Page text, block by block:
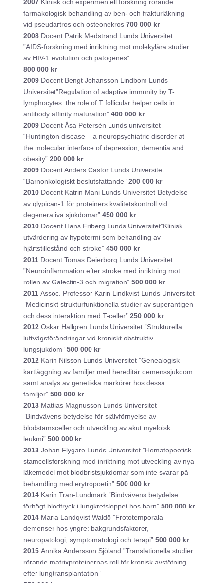
2007 Klinisk och experimentell forskning rörande
farmakologisk behandling av ben- och frakturläkning
vid pseudartros och osteonekros 700 000 kr
2008 Docent Patrik Medstrand Lunds Universitet
”AIDS-forskning med inriktning mot molekylära studier
av HIV-1 evolution och patogenes”
800 000 kr
2009 Docent Bengt Johansson Lindbom Lunds
Universitet”Regulation of adaptive immunity by T-
lymphocytes: the role of T follicular helper cells in
antibody affinity maturation” 400 000 kr
2009 Docent Åsa Petersén Lunds universitet
“Huntington disease – a neuropsychiatric disorder at
the molecular interface of depression, dementia and
obesity” 200 000 kr
2009 Docent Anders Castor Lunds Universitet
“Barnonkologiskt beslutsfattande” 200 000 kr
2010 Docent Katrin Mani Lunds Universitet”Betydelse
av glypican-1 för proteiners kvalitetskontroll vid
degenerativa sjukdomar” 450 000 kr
2010 Docent Hans Friberg Lunds Universitet”Klinisk
utvärdering av hypotermi som behandling av
hjärtstillestånd och stroke” 450 000 kr
2011 Docent Tomas Deierborg Lunds Universitet
”Neuroinflammation efter stroke med inriktning mot
rollen av Galectin-3 och migration” 500 000 kr
2011 Assoc. Professor Karin Lindkvist Lunds Universitet
”Medicinskt strukturfunktionella studier av superantigen
och dess interaktion med T-celler” 250 000 kr
2012 Oskar Hallgren Lunds Universitet ”Strukturella
luftvägsförändringar vid kroniskt obstruktiv
lungsjukdom” 500 000 kr
2012 Karin Nilsson Lunds Universitet ”Genealogisk
kartläggning av familjer med hereditär demenssjukdom
samt analys av genetiska markörer hos dessa
familjer” 500 000 kr
2013 Mattias Magnusson Lunds Universitet
”Bindvävens betydelse för självförnyelse av
blodstamsceller och utveckling av akut myeloisk
leukmi” 500 000 kr
2013 Johan Flygare Lunds Universitet ”Hematopoetisk
stamcellsforskning med inriktning mot utveckling av nya
läkemedel mot blodbristsjukdomar som inte svarar på
behandling med erytropoetin” 500 000 kr
2014 Karin Tran-Lundmark ”Bindvävens betydelse
förhögt blodtryck i lungkretsloppet hos barn” 500 000 kr
2014 Maria Landqvist Waldö ”Frototemporala
demenser hos yngre: bakgrundsfaktorer,
neuropatologi, symptomatologi och terapi” 500 000 kr
2015 Annika Andersson Sjöland ”Translationella studier
rörande matrixproteinernas roll för kronisk avstötning
efter lungtransplantation”